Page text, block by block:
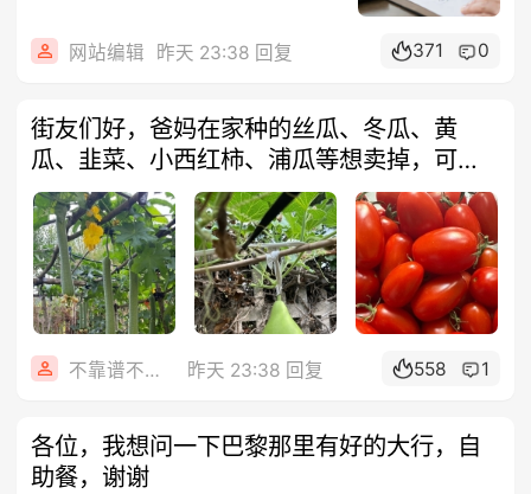
网站编辑 昨天 23:38 回复 371 0
街友们好，爸妈在家种的丝瓜、冬瓜、黄
瓜、韭菜、小西红柿、浦瓜等想卖掉，可现
摘在9
不靠谱不要联系 昨天 23:38 回复 558 1
各位，我想问一下巴黎那里有好的大行，自
助餐，谢谢